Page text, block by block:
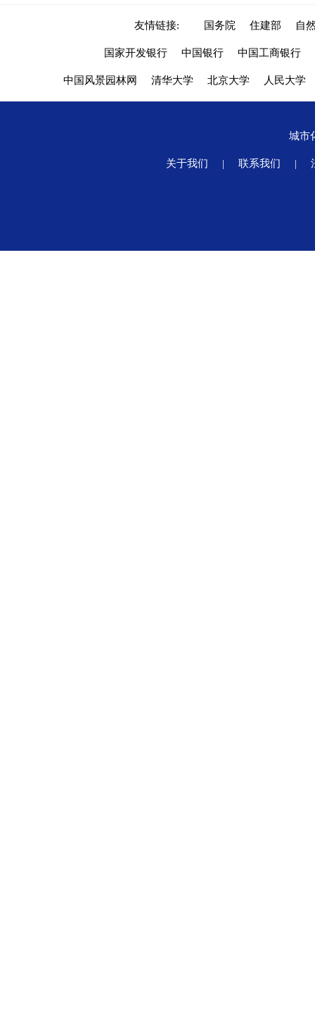
友情链接: 国务院 住建部 自
国家开发银行 中国银行 中国工商银行
中国风景园林网 清华大学 北京大学 人民大学
城市
关于我们 | 联系我们 |